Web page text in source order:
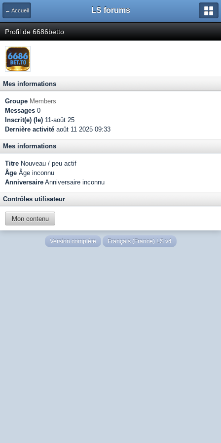
← Accueil LS forums
Profil de 6686betto
Mes informations
Groupe Members
Messages 0
Inscrit(e) (le) 11-août 25
Dernière activité août 11 2025 09:33
Mes informations
Titre Nouveau / peu actif
Âge Âge inconnu
Anniversaire Anniversaire inconnu
Contrôles utilisateur
Mon contenu
Version complète Français (France) LS v4